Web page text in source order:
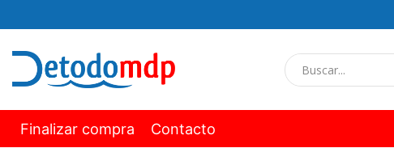
Finalizar compra Contacto